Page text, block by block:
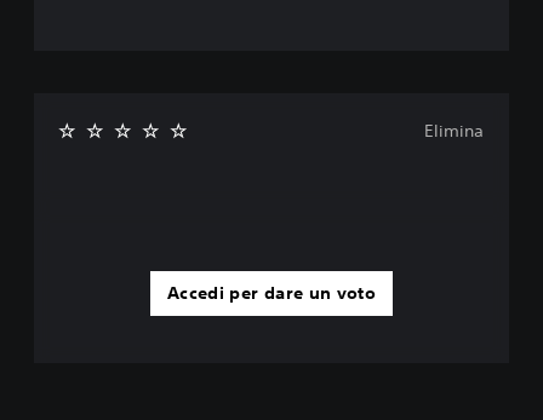
Accedi per dare un voto
Elimina